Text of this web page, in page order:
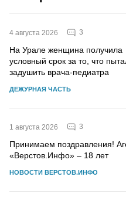
4 августа 2026 3
На Урале женщина получила
условный срок за то, что
задушить врача-педиатра
ДЕЖУРНАЯ ЧАСТЬ
1 августа 2026 3
Принимаем поздравления!
«Верстов.Инфо» – 18 лет
НОВОСТИ ВЕРСТОВ.ИНФО